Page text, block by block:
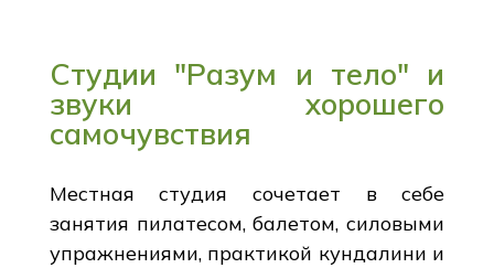
Студии "Разум и тело" и
звуки хорошего
самочувствия
Местная студия сочетает в себе
занятия пилатесом, балетом, силовыми
упражнениями, практикой кундалини и